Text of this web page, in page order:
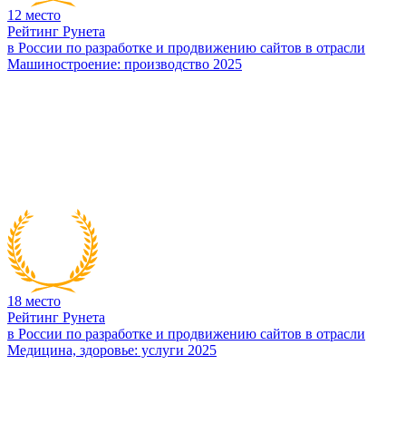
12 место
Рейтинг Рунета
в России по разработке и продвижению сайтов в отрасли
Машиностроение: производство 2025
18 место
Рейтинг Рунета
в России по разработке и продвижению сайтов в отрасли
Медицина, здоровье: услуги 2025